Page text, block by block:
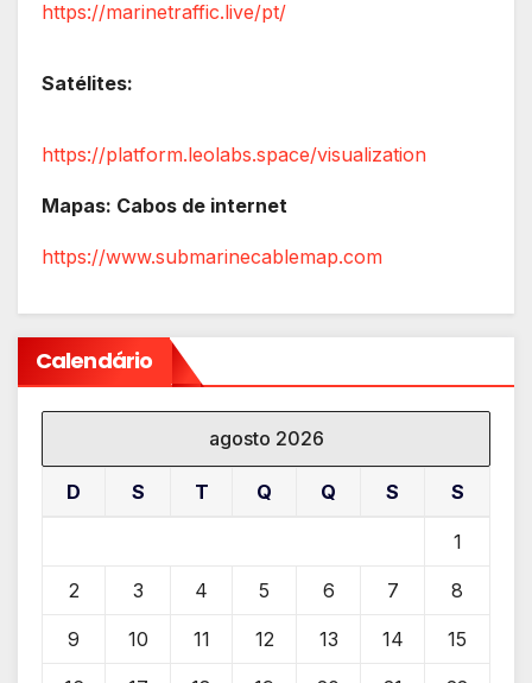
https://marinetraffic.live/pt/
Satélites:
https://platform.leolabs.space/visualization
Mapas: Cabos de internet
https://www.submarinecablemap.com
Calendário
agosto 2026
D S T Q Q S S
1
2 3 4 5 6 7 8
9 10 11 12 13 14 15